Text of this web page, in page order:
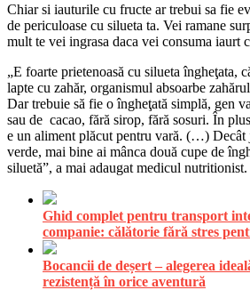
Chiar si iauturile cu fructe ar trebui sa fie
de periculoase cu silueta ta. Vei ramane
mult te vei ingrasa daca vei consuma iaurt
„E foarte prietenoasă cu silueta îngheţata,
lapte cu zahăr, organismul absoarbe
Dar trebuie să fie o îngheţată simplă, gen
sau de cacao, fără sirop, fără sosuri. În
e un aliment plăcut pentru vară. (…) Decât
verde, mai bine ai mânca două cupe de
siluetă”, a mai adaugat medicul nutritionist.
Ghid complet pentru transport
companie: călătorie fără stres
Bocancii de deșert – alegerea
rezistență în orice aventură